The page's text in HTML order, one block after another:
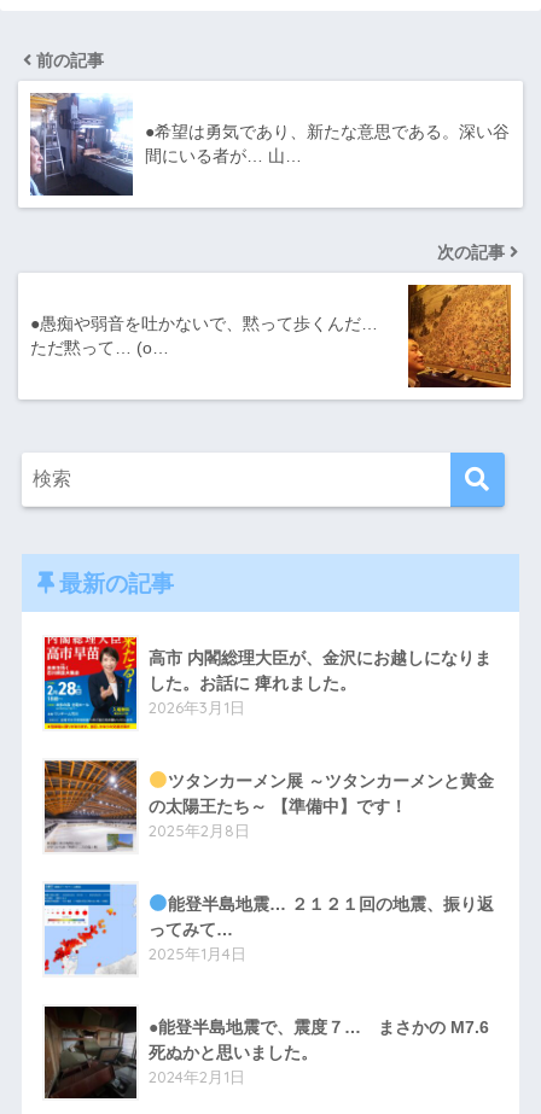
前の記事
●希望は勇気であり、新たな意思である。深い谷
間にいる者が… 山…
次の記事
●愚痴や弱音を吐かないで、黙って歩くんだ…
ただ黙って… (o…
最新の記事
高市 内閣総理大臣が、金沢にお越しになりま
した。お話に 痺れました。
2026年3月1日
ツタンカーメン展 ～ツタンカーメンと黄金
の太陽王たち～ 【準備中】です！
2025年2月8日
能登半島地震… ２１２１回の地震、振り返
ってみて…
2025年1月4日
●能登半島地震で、震度７… まさかの M7.6
死ぬかと思いました。
2024年2月1日